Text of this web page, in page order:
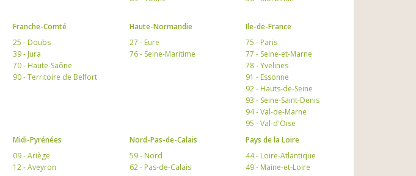
Franche-Comté
25 - Doubs
39 - Jura
70 - Haute-Saône
90 - Territoire de Belfort
Haute-Normandie
27 - Eure
76 - Seine-Maritime
Ile-de-France
75 - Paris
77 - Seine-et-Marne
78 - Yvelines
91 - Essonne
92 - Hauts-de-Seine
93 - Seine-Saint-Denis
94 - Val-de-Marne
95 - Val-d'Oise
Midi-Pyrénées
09 - Ariège
12 - Aveyron
Nord-Pas-de-Calais
59 - Nord
62 - Pas-de-Calais
Pays de la Loire
44 - Loire-Atlantique
49 - Maine-et-Loire